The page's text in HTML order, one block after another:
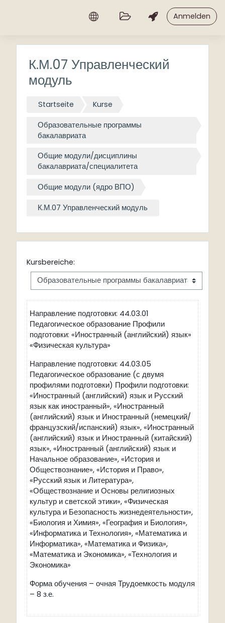
Anmelden
К.М.07 Управленческий
модуль
Startseite Kurse
Образовательные программы
бакалавриата
Общие модули/дисциплины
бакалавриата/специалитета
Общие модули (ядро ВПО)
К.М.07 Управленческий модуль
Kursbereiche:
Направление подготовки: 44.03.01
Педагогическое образование Профили
подготовки: «Иностранный (английский) язык»
«Физическая культура»
Направление подготовки: 44.03.05
Педагогическое образование (с двумя
профилями подготовки) Профили подготовки:
«Иностранный (английский) язык и Русский
язык как иностранный», «Иностранный
(английский) язык и Иностранный (немецкий/
французский/испанский) язык», «Иностранный
(английский) язык и Иностранный (китайский)
язык», «Иностранный (английский) язык и
Начальное образование», «История и
Обществознание», «История и Право»,
«Русский язык и Литература»,
«Обществознание и Основы религиозных
культур и светской этики», «Физическая
культура и Безопасность жизнедеятельности»,
«Биология и Химия», «География и Биология»,
«Информатика и Технология», «Математика и
Информатика», «Математика и Физика»,
«Математика и Экономика», «Технология и
Экономика»
Форма обучения – очная Трудоемкость модуля
– 8 з.е.